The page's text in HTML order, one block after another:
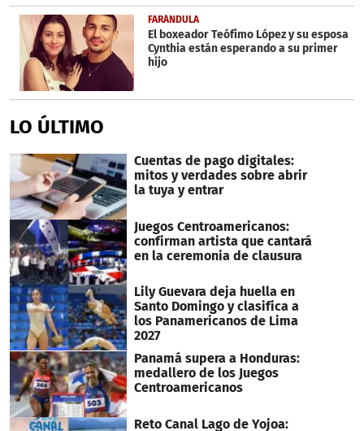
FARÁNDULA
El boxeador Teófimo López y su esposa
Cynthia están esperando a su primer
hijo
LO ÚLTIMO
Cuentas de pago digitales:
mitos y verdades sobre abrir
la tuya y entrar
Juegos Centroamericanos:
confirman artista que cantará
en la ceremonia de clausura
Lily Guevara deja huella en
Santo Domingo y clasifica a
los Panamericanos de Lima
2027
Panamá supera a Honduras:
medallero de los Juegos
Centroamericanos
Reto Canal Lago de Yojoa: